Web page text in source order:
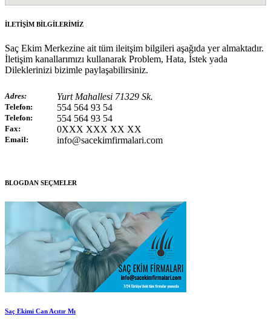
İLETİŞİM BİLGİLERİMİZ
Saç Ekim Merkezine ait tüm ileitşim bilgileri aşağıda yer almaktadır.
İletişim kanallarımızı kullanarak Problem, Hata, İstek yada
Dileklerinizi bizimle paylaşabilirsiniz.
Adres: Yurt Mahallesi 71329 Sk.
Telefon: 554 564 93 54
Telefon: 554 564 93 54
Fax: 0XXX XXX XX XX
Email: info@sacekimfirmalari.com
BLOGDAN SEÇMELER
Saç Ekimi Can Acıtır Mı